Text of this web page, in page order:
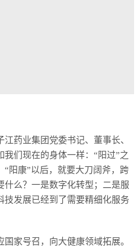
药业集团党委书记、董事长、
们现在的身体一样：“阳过”之
阳康”以后，就要大刀阔斧，跨
什么？一是数字化转型；二是服
技发展已经到了需要精细化服务
家号召，向大健康领域拓展。